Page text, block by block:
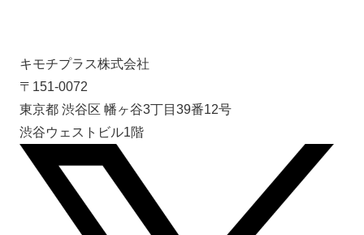
キモチプラス株式会社
〒151-0072
東京都 渋谷区 幡ヶ谷3丁目39番12号
渋谷ウェストビル1階